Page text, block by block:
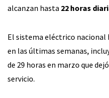
alcanzan hasta 22 horas
El sistema eléctrico
en las últimas semanas,
de 29 horas en marzo que
servicio.